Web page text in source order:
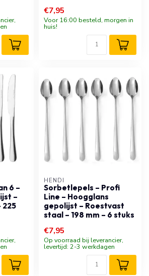
€7,95
Voor 16:00 besteld, morgen in
huis!
6 –
–
HENDI
Sorbetlepels – Profi
Line – Hoogglans
gepolijst – Roestvast
staal – 198 mm – 6 stuks
€7,95
Op voorraad bij leverancier,
levertijd: 2-3 werkdagen